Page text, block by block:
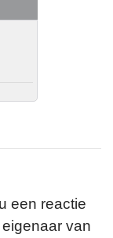
een reactie
van